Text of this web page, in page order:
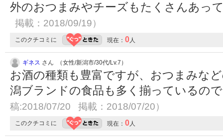
外のおつまみやチーズもたくさんあっ
掲載：2018/09/19）
このクチコミに 現在： 0人
ギネス さん （女性/新潟市/30代/Lv.7）
お酒の種類も豊富ですが、おつまみな
潟ブランドの食品も多く揃っているの
稿:2018/07/20 掲載：2018/07/20）
このクチコミに 現在： 0人